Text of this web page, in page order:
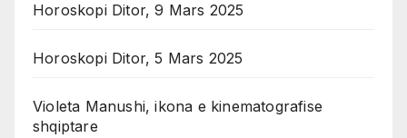
Horoskopi Ditor, 9 Mars 2025
Horoskopi Ditor, 5 Mars 2025
Violeta Manushi, ikona e kinematografise
shqiptare